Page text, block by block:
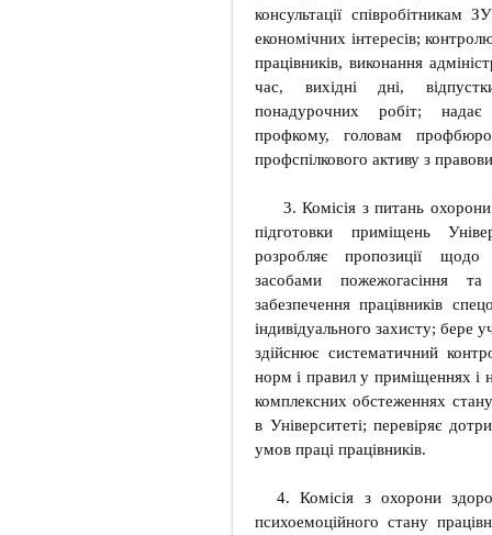
консультації
економічних інтересів;
працівників, виконання
час, вихідні дні,
понадурочних робіт;
профкому, головам
профспілкового активу з
3. Комісія з питань
підготовки приміщень
розробляє пропозиції щодо
засобами пожежогасіння
забезпечення працівників
індивідуального захисту; бере
здійснює систематичний
норм і правил у приміщеннях і
комплексних обстеженнях
в Університеті; перевіряє
умов праці працівників.
4. Комісія з охорони
психоемоційного стану